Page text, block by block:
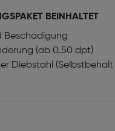
BEINHALTET
Beschädigung
(ab 0.50 dpt)
Diebstahl (Selbstbehalt